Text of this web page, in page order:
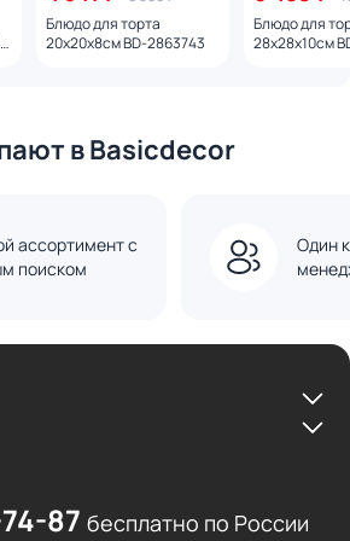
Блюдо для торта
20х20х8см BD-2863743
Блюдо для
28х28х10см
в Basicdecor
ассортимент с
поиском
Один
87 бесплатно по России